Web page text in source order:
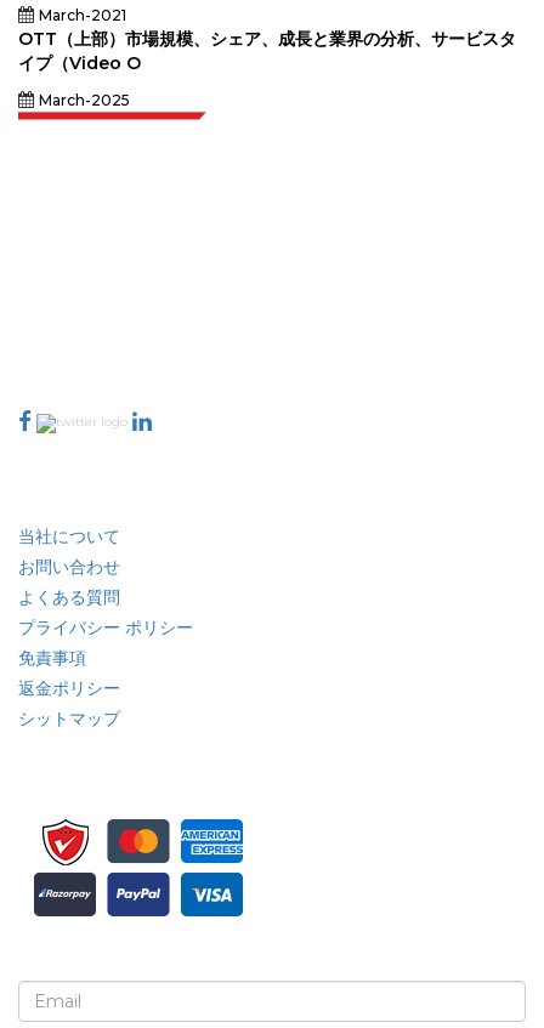
March-2021
OTT（上部）市場規模、シェア、成長と業界の分析、サービスタ
イプ（Video O
March-2025
当社について
お問い合わせ
よくある質問
プライバシー ポリシー
免責事項
返金ポリシー
シットマップ